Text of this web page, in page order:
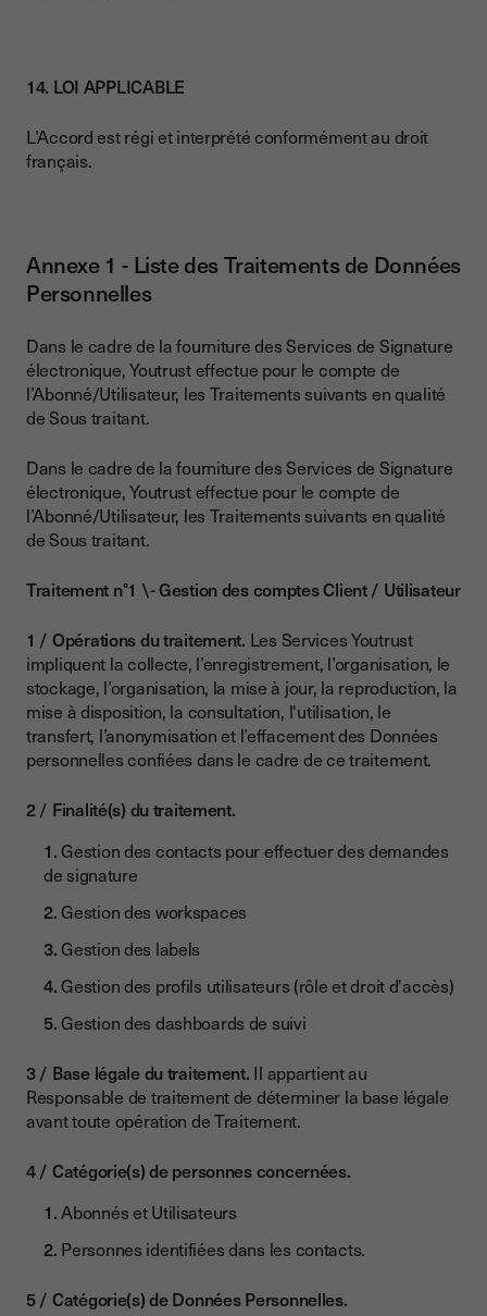
14. LOI APPLICABLE
L’Accord est régi et interprété conformément au droit
français.
Annexe 1 - Liste des Traitements de Données
Personnelles
Dans le cadre de la fourniture des Services de Signature
électronique, Youtrust effectue pour le compte de
l’Abonné/Utilisateur, les Traitements suivants en qualité
de Sous traitant.
Dans le cadre de la fourniture des Services de Signature
électronique, Youtrust effectue pour le compte de
l’Abonné/Utilisateur, les Traitements suivants en qualité
de Sous traitant.
Traitement n°1 \- Gestion des comptes Client / Utilisateur
Opérations du traitement. Les Services Youtrust
impliquent la collecte, l’enregistrement, l’organisation, le
stockage, l’organisation, la mise à jour, la reproduction, la
mise à disposition, la consultation, l'utilisation, le
transfert, l’anonymisation et l’effacement des Données
personnelles confiées dans le cadre de ce traitement.
Finalité(s) du traitement.
Gestion des contacts pour effectuer des demandes
de signature
Gestion des workspaces
Gestion des labels
Gestion des profils utilisateurs (rôle et droit d'accès)
Gestion des dashboards de suivi
Base légale du traitement. Il appartient au
Responsable de traitement de déterminer la base légale
avant toute opération de Traitement.
Catégorie(s) de personnes concernées.
Abonnés et Utilisateurs
Personnes identifiées dans les contacts.
Catégorie(s) de Données Personnelles.